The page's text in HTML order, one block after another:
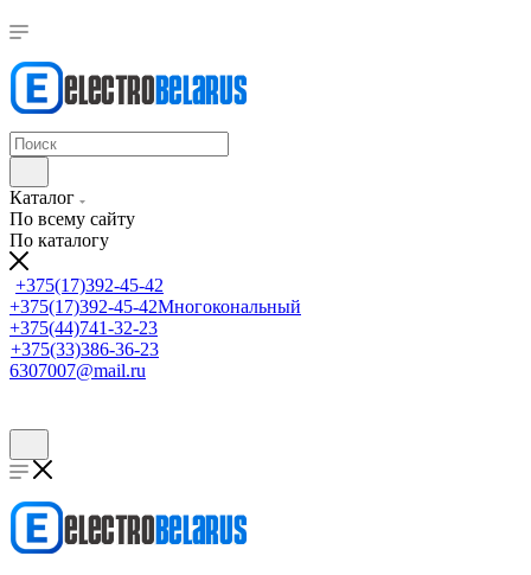
Каталог
По всему сайту
По каталогу
+375(17)392-45-42
+375(17)392-45-42Многокональный
+375(44)741-32-23
+375(33)386-36-23
6307007@mail.ru